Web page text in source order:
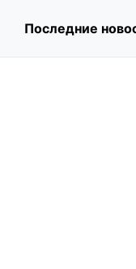
Последние